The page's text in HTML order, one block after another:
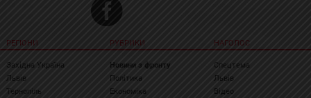
РЕГІОНИ
Західна Україна
Львів
Тернопіль
РУБРИКИ
Новини з фронту
Політика
Економіка
НАГОЛОС
Спецтема
Львів
Відео